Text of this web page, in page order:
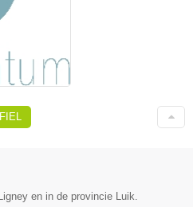
en in de provincie Luik.